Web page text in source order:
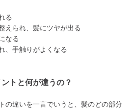
る
えられ、髪にツヤが出る
なる
、手触りがよくなる
トと何が違うの？
の違いを一言でいうと、髪のどの部分